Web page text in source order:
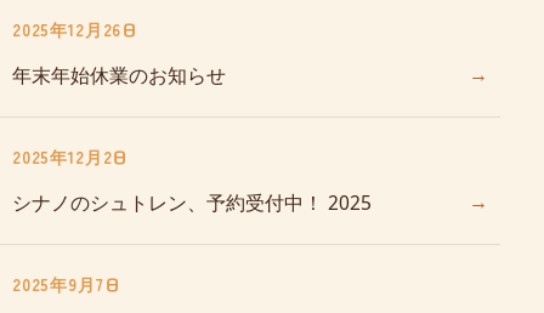
2025年12月26日
年末年始休業のお知らせ →
2025年12月2日
シナノのシュトレン、予約受付中！ 2025 →
2025年9月7日